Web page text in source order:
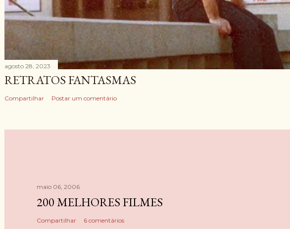
agosto 28, 2023
RETRATOS FANTASMAS
Compartilhar Postar um comentário
maio 06, 2006
200 MELHORES FILMES
Compartilhar 6 comentários